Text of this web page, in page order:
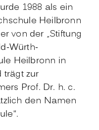
1988 als ein
Heilbronn
von der „Stiftung
Würth-
Heilbronn in
trägt zur
Prof. Dr. h. c.
den Namen